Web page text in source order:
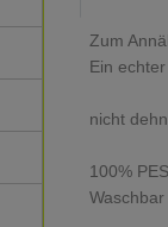
Zum
Ein
nicht
100% PES